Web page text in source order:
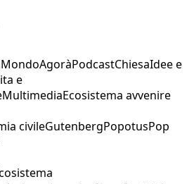
MondoAgoràPodcastChiesaIdee e
e
MultimediaEcosistema avvenire
civileGutenbergPopotusPop